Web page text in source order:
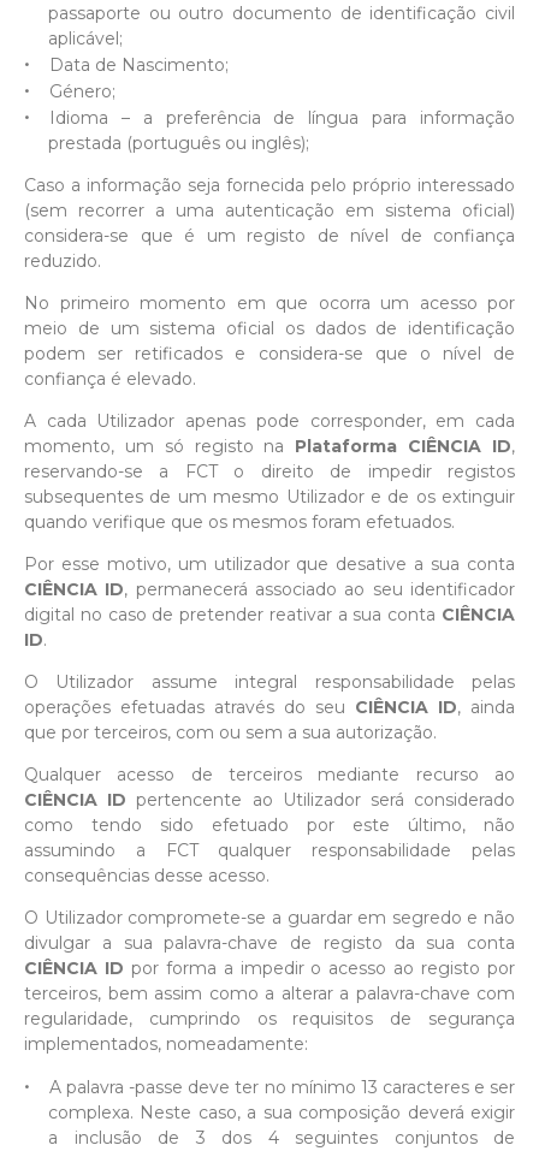
passaporte ou outro documento de identificação civil
aplicável;
Data de Nascimento;
Género;
Idioma – a preferência de língua para informação
prestada (português ou inglês);
Caso a informação seja fornecida pelo próprio interessado
(sem recorrer a uma autenticação em sistema oficial)
considera-se que é um registo de nível de confiança
reduzido.
No primeiro momento em que ocorra um acesso por
meio de um sistema oficial os dados de identificação
podem ser retificados e considera-se que o nível de
confiança é elevado.
A cada Utilizador apenas pode corresponder, em cada
momento, um só registo na Plataforma CIÊNCIA ID,
reservando-se a FCT o direito de impedir registos
subsequentes de um mesmo Utilizador e de os extinguir
quando verifique que os mesmos foram efetuados.
Por esse motivo, um utilizador que desative a sua conta
CIÊNCIA ID, permanecerá associado ao seu identificador
digital no caso de pretender reativar a sua conta CIÊNCIA
ID.
O Utilizador assume integral responsabilidade pelas
operações efetuadas através do seu CIÊNCIA ID, ainda
que por terceiros, com ou sem a sua autorização.
Qualquer acesso de terceiros mediante recurso ao
CIÊNCIA ID pertencente ao Utilizador será considerado
como tendo sido efetuado por este último, não
assumindo a FCT qualquer responsabilidade pelas
consequências desse acesso.
O Utilizador compromete-se a guardar em segredo e não
divulgar a sua palavra-chave de registo da sua conta
CIÊNCIA ID por forma a impedir o acesso ao registo por
terceiros, bem assim como a alterar a palavra-chave com
regularidade, cumprindo os requisitos de segurança
implementados, nomeadamente:
A palavra -passe deve ter no mínimo 13 caracteres e ser
complexa. Neste caso, a sua composição deverá exigir
a inclusão de 3 dos 4 seguintes conjuntos de